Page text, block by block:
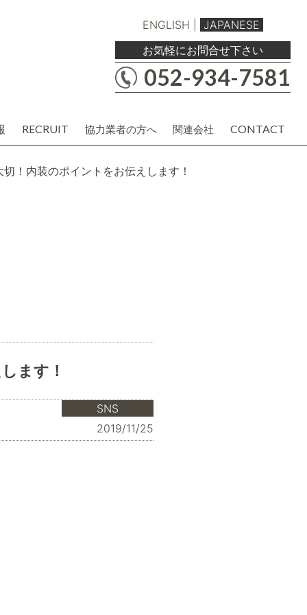
ENGLISH
JAPANESE
お気軽にお問合せ下さい
052-934-7581
RECRUIT 協力業者の方へ 関連会社 CONTACT
！内装のポイントをお伝えします！
ます！
SNS
2019/11/25